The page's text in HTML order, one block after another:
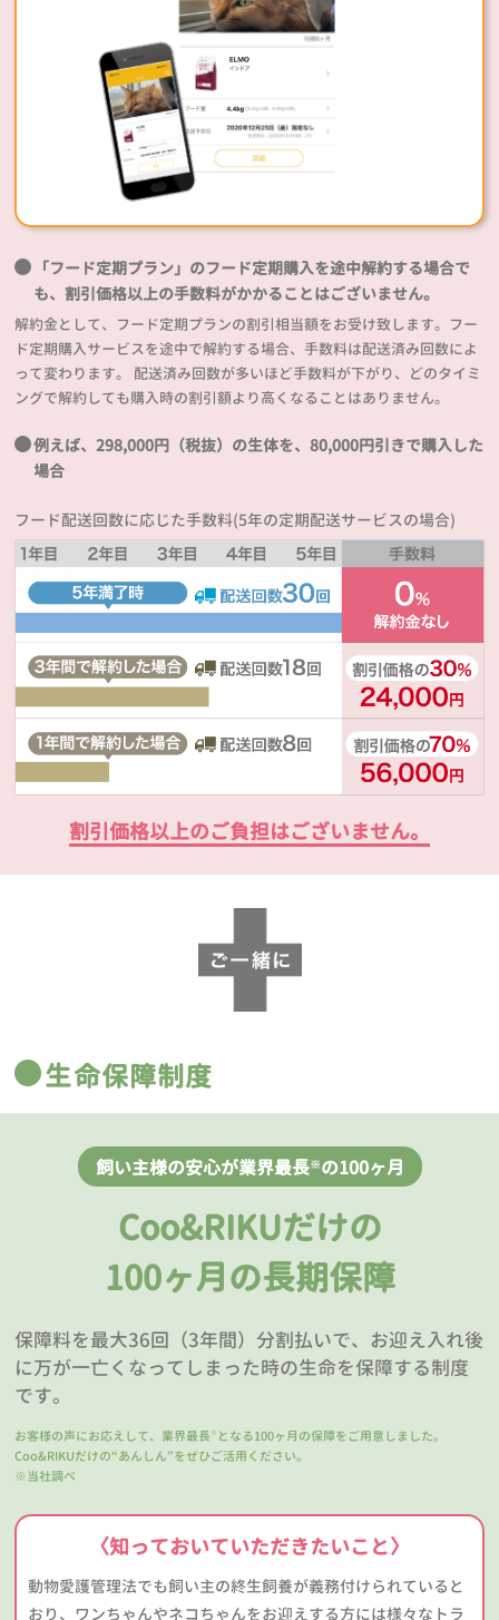
「フード定期プラン」のフード定期購入を途中解約する場合で
も、割引価格以上の手数料がかかることはございません。
解約金として、フード定期プランの割引相当額をお受け致します。フー
ド定期購入サービスを途中で解約する場合、手数料は配送済み回数によ
って変わります。 配送済み回数が多いほど手数料が下がり、どのタイミ
ングで解約しても購入時の割引額より高くなることはありません。
例えば、298,000円（税抜）の生体を、80,000円引きで購入した
場合
フード配送回数に応じた手数料(5年の定期配送サービスの場合)
割引価格以上のご負担はございません。
生命保障制度
飼い主様の安心が業界最長※の100ヶ月
Coo&RIKUだけの
100ヶ月の長期保障
保障料を最大36回（3年間）分割払いで、お迎え入れ後
に万が一亡くなってしまった時の生命を保障する制度
です。
お客様の声にお応えして、業界最長 ※ となる100ヶ月の保障をご用意しました。
Coo&RIKUだけの“あんしん”をぜひご活用ください。
※当社調べ
〈知っておいていただきたいこと〉
動物愛護管理法でも飼い主の終生飼養が義務付けられていると
おり、ワンちゃんやネコちゃんをお迎えする方には様々なトラ